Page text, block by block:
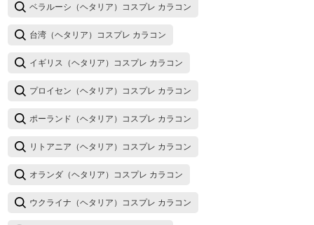
ベラルーシ（ヘタリア）コスプレ カラコン
台湾（ヘタリア）コスプレ カラコン
イギリス（ヘタリア）コスプレ カラコン
プロイセン（ヘタリア）コスプレ カラコン
ポーランド（ヘタリア）コスプレ カラコン
リトアニア（ヘタリア）コスプレ カラコン
オランダ（ヘタリア）コスプレ カラコン
ウクライナ（ヘタリア）コスプレ カラコン